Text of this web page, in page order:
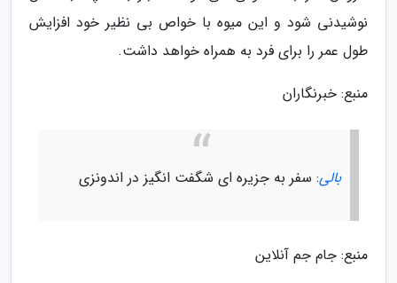
نوشیدنی شود و این میوه با خواص بی نظیر خود افزایش
طول عمر را برای فرد به همراه خواهد داشت.
منبع: خبرنگاران
بالی: سفر به جزیره ای شگفت انگیز در اندونزی
منبع: جام جم آنلاین